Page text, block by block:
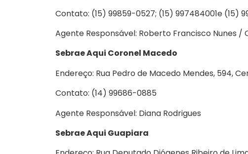
Contato: (15) 99859-0527; (15) 997484001e (15)
Agente Responsável: Roberto Francisco Nunes /
Sebrae Aqui Coronel Macedo
Endereço: Rua Pedro de Macedo Mendes, 594,
Contato: (14) 99686-0885
Agente Responsável: Diana Rodrigues
Sebrae Aqui Guapiara